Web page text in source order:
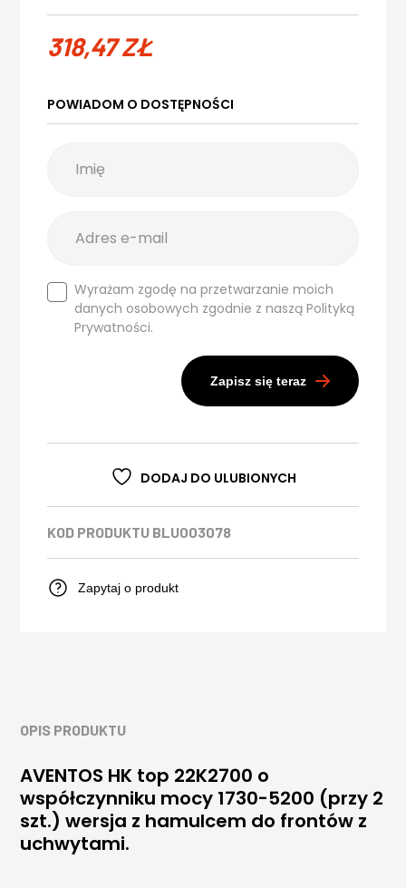
318,47ZŁ
POWIADOM O DOSTĘPNOŚCI
Wyrażam zgodę na przetwarzanie moich
danych osobowych zgodnie z nasząPolityką
Prywatności.
Zapisz się teraz
DODAJ DO ULUBIONYCH
KOD PRODUKTU BLU003078
Zapytaj o produkt
OPIS PRODUKTU
AVENTOS HK top 22K2700 o
współczynniku mocy 1730-5200 (przy 2
szt.) wersja z hamulcem do frontów z
uchwytami.